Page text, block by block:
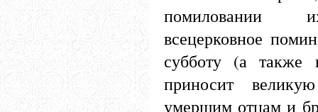
помиловании
всецерковное
субботу (а также
приносит
умершим отцам и